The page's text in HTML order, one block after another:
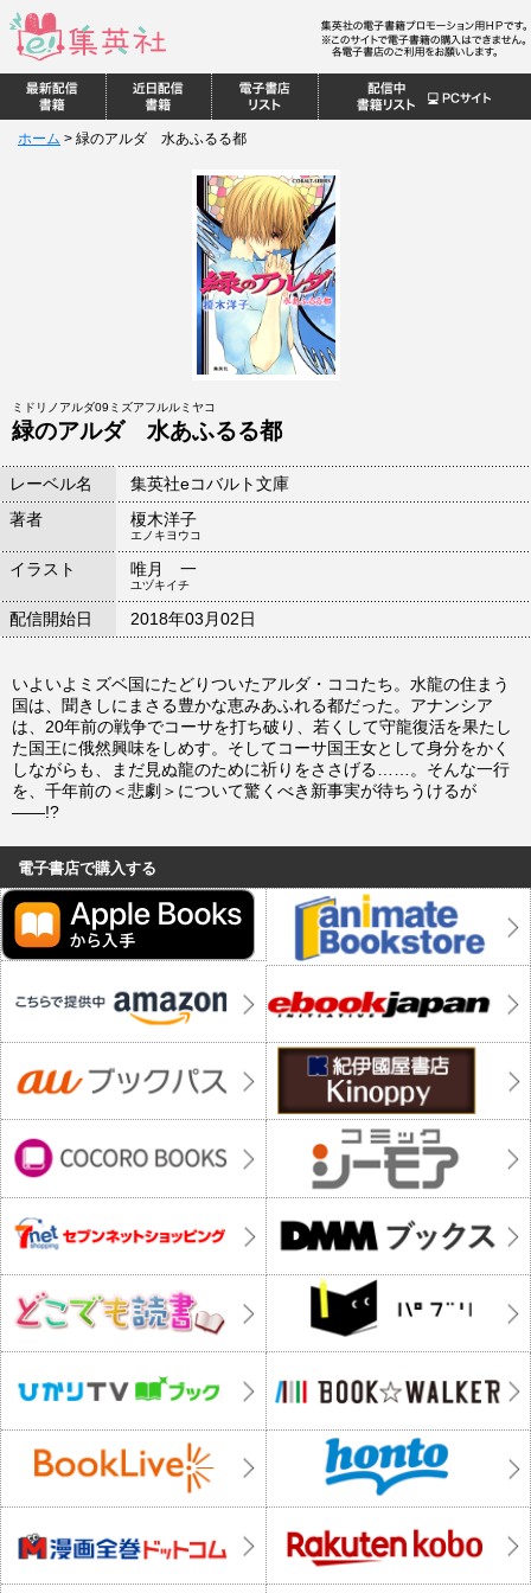
ホーム > 緑のアルダ 水あふるる都
ミドリノアルダ09ミズアフルルミヤコ
緑のアルダ 水あふるる都
レーベル名
集英社eコバルト文庫
著者
榎木洋子
エノキヨウコ
イラスト 唯月 一
ユヅキイチ
配信開始日 2018年03月02日
いよいよミズベ国にたどりついたアルダ・ココたち。水龍の住まう
国は、聞きしにまさる豊かな恵みあふれる都だった。アナンシア
は、20年前の戦争でコーサを打ち破り、若くして守龍復活を果たし
た国王に俄然興味をしめす。そしてコーサ国王女として身分をかく
しながらも、まだ見ぬ龍のために祈りをささげる……。そんな一行
を、千年前の＜悲劇＞について驚くべき新事実が待ちうけるが
――!?
電子書店で購入する